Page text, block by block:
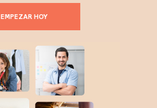
EMPEZAR HOY